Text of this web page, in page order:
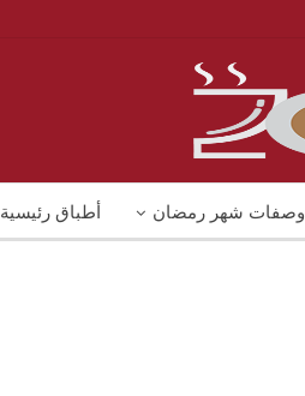
وصفات شهر رمضان أطباق رئيسية